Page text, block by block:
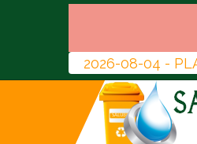
2026-08-04 -